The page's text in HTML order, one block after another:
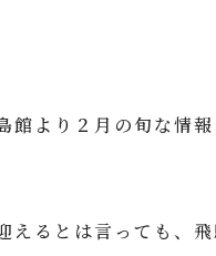
より２月の旬な情報
えるとは言っても、